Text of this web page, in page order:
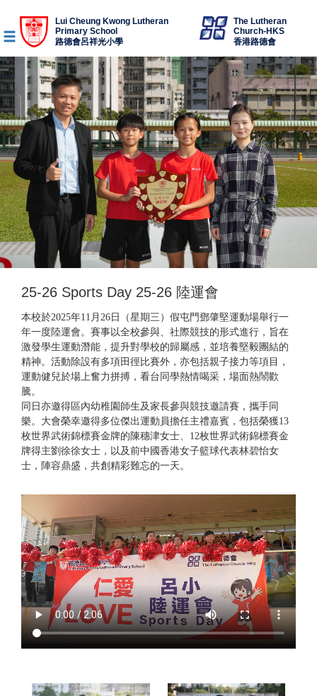
Lui Cheung Kwong Lutheran
Primary School
路德會呂祥光小學
The Lutheran
Church-HKS
香港路德會
25-26 Sports Day 25-26 陸運會
本校於2025年11月26日（星期三）假屯門鄧肇堅運動場舉行一
年一度陸運會。賽事以全校參與、社際競技的形式進行，旨在
激發學生運動潛能，提升對學校的歸屬感，並培養堅毅團結的
精神。活動除設有多項田徑比賽外，亦包括親子接力等項目，
運動健兒於場上奮力拼搏，看台同學熱情喝采，場面熱鬧歡
騰。
同日亦邀得區內幼稚園師生及家長參與競技邀請賽，攜手同
樂。大會榮幸邀得多位傑出運動員擔任主禮嘉賓，包括榮獲13
枚世界武術錦標賽金牌的陳穗津女士、12枚世界武術錦標賽金
牌得主劉徐徐女士，以及前中國香港女子籃球代表林碧怡女
士，陣容鼎盛，共創精彩難忘的一天。